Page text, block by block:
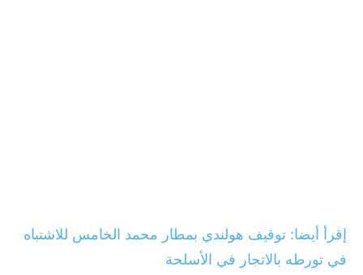
إقرأ أيضا: توقيف هولندي بمطار محمد الخامس للاشتباه
في تورطه بالاتجار في الأسلحة